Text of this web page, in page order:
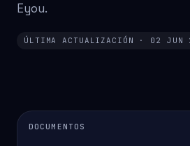
Eyou.
ÚLTIMA ACTUALIZACIÓN · 02 JUN
DOCUMENTOS